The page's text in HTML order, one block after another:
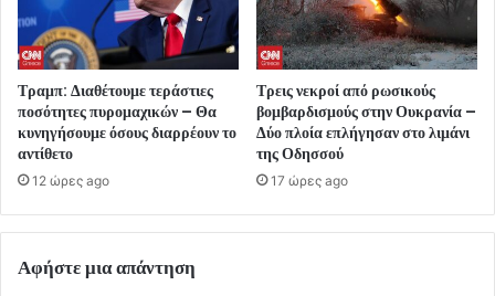
Τραμπ: Διαθέτουμε τεράστιες
ποσότητες πυρομαχικών – Θα
κυνηγήσουμε όσους διαρρέουν το
αντίθετο
12 ώρες ago
Τρεις νεκροί από ρωσικούς
βομβαρδισμούς στην Ουκρανία –
Δύο πλοία επλήγησαν στο λιμάνι
της Οδησσού
17 ώρες ago
Αφήστε μια απάντηση